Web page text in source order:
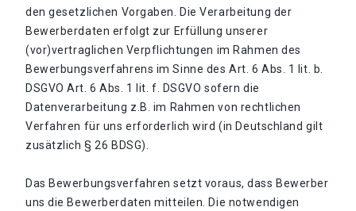
den gesetzlichen Vorgaben. Die Verarbeitung der
Bewerberdaten erfolgt zur Erfüllung unserer
(vor)vertraglichen Verpflichtungen im Rahmen des
Bewerbungsverfahrens im Sinne des Art. 6 Abs. 1 lit. b.
DSGVO Art. 6 Abs. 1 lit. f. DSGVO sofern die
Datenverarbeitung z.B. im Rahmen von rechtlichen
Verfahren für uns erforderlich wird (in Deutschland gilt
zusätzlich § 26 BDSG).
Das Bewerbungsverfahren setzt voraus, dass Bewerber
uns die Bewerberdaten mitteilen. Die notwendigen